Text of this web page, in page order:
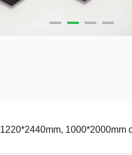
1220*2440mm, 1000*2000mm